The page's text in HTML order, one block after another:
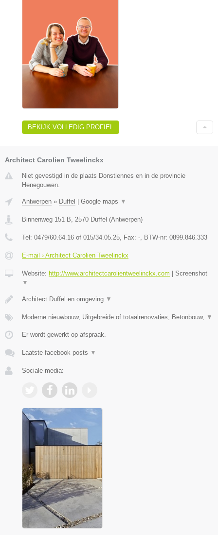
BEKIJK VOLLEDIG PROFIEL
Architect Carolien Tweelinckx
Niet gevestigd in de plaats Donstiennes en in de provincie
Henegouwen.
Antwerpen » Duffel Google maps ▼
Binnenweg 151 B, 2570 Duffel (Antwerpen)
Tel: 0479/60.64.16 of 015/34.05.25, Fax: -, BTW-nr: 0899.846.333
E-mail › Architect Carolien Tweelinckx
Website: http://www.architectcarolientweelinckx.com
Screenshot
▼
Architect Duffel en omgeving ▼
Moderne nieuwbouw, Uitgebreide of totaalrenovaties, Betonbouw, ▼
Er wordt gewerkt op afspraak.
Laatste facebook posts ▼
Sociale media: